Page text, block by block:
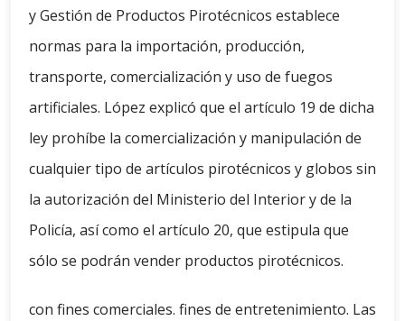
y Gestión de Productos Pirotécnicos establece
normas para la importación, producción,
transporte, comercialización y uso de fuegos
artificiales. López explicó que el artículo 19 de dicha
ley prohíbe la comercialización y manipulación de
cualquier tipo de artículos pirotécnicos y globos sin
la autorización del Ministerio del Interior y de la
Policía, así como el artículo 20, que estipula que
sólo se podrán vender productos pirotécnicos.
con fines comerciales. fines de entretenimiento. Las